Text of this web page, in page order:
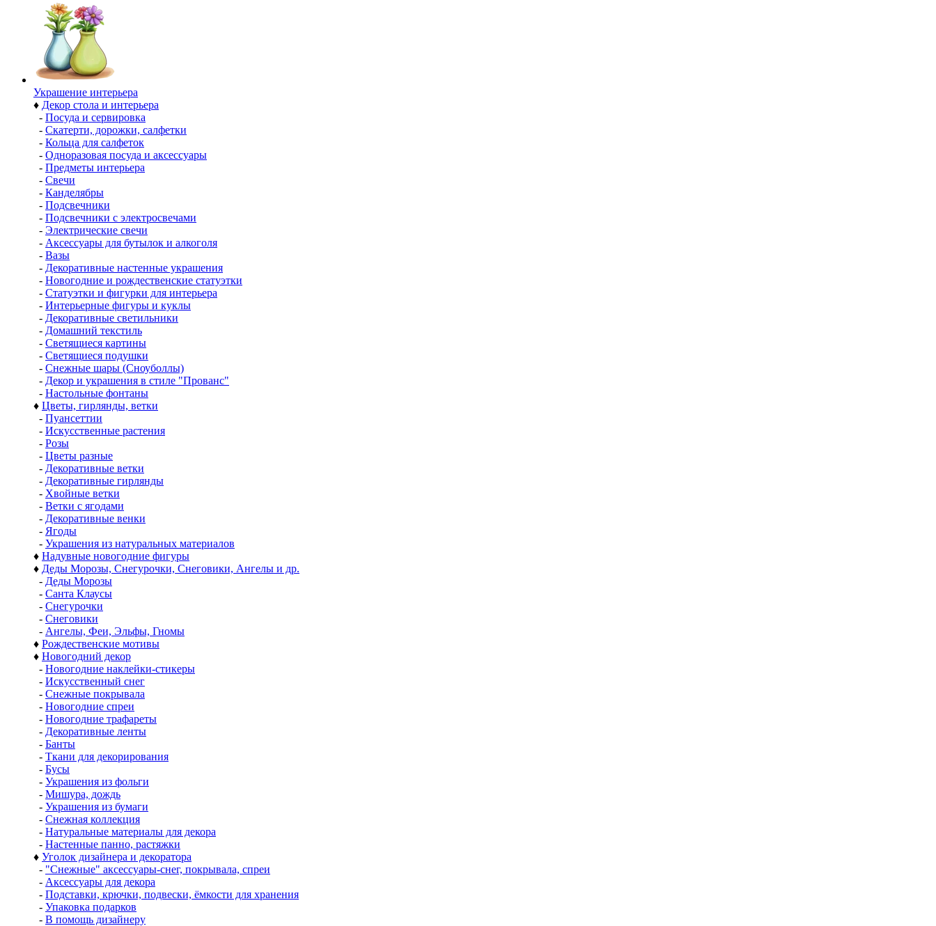
Украшение интерьера
♦ Декор стола и интерьера
- Посуда и сервировка
- Скатерти, дорожки, салфетки
- Кольца для салфеток
- Одноразовая посуда и аксессуары
- Предметы интерьера
- Свечи
- Канделябры
- Подсвечники
- Подсвечники с электросвечами
- Электрические свечи
- Аксессуары для бутылок и алкоголя
- Вазы
- Декоративные настенные украшения
- Новогодние и рождественские статуэтки
- Статуэтки и фигурки для интерьера
- Интерьерные фигуры и куклы
- Декоративные светильники
- Домашний текстиль
- Светящиеся картины
- Светящиеся подушки
- Снежные шары (Сноуболлы)
- Декор и украшения в стиле "Прованс"
- Настольные фонтаны
♦ Цветы, гирлянды, ветки
- Пуансеттии
- Искусственные растения
- Розы
- Цветы разные
- Декоративные ветки
- Декоративные гирлянды
- Хвойные ветки
- Ветки с ягодами
- Декоративные венки
- Ягоды
- Украшения из натуральных материалов
♦ Надувные новогодние фигуры
♦ Деды Морозы, Снегурочки, Снеговики, Ангелы и др.
- Деды Морозы
- Санта Клаусы
- Снегурочки
- Снеговики
- Ангелы, Феи, Эльфы, Гномы
♦ Рождественские мотивы
♦ Новогодний декор
- Новогодние наклейки-стикеры
- Искусственный снег
- Снежные покрывала
- Новогодние спреи
- Новогодние трафареты
- Декоративные ленты
- Банты
- Ткани для декорирования
- Бусы
- Украшения из фольги
- Мишура, дождь
- Украшения из бумаги
- Снежная коллекция
- Натуральные материалы для декора
- Настенные панно, растяжки
♦ Уголок дизайнера и декоратора
- "Снежные" аксессуары-снег, покрывала, спреи
- Аксессуары для декора
- Подставки, крючки, подвески, ёмкости для хранения
- Упаковка подарков
- В помощь дизайнеру